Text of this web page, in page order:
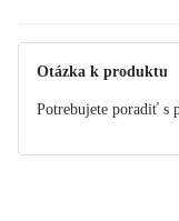
Otázka k produktu
Potrebujete poradiť s